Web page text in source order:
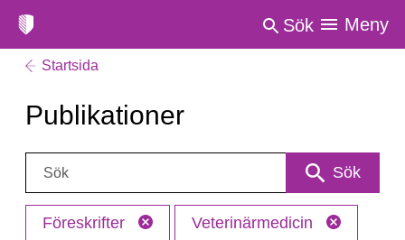
Sök Meny
Startsida
Publikationer
Sök: Sök
Föreskrifter Veterinärmedicin